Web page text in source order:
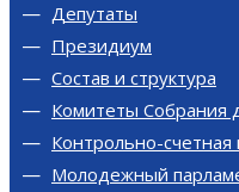
Депутаты
Президиум
Состав и структура
Комитеты Собрания
Контрольно-счетная
Молодежный